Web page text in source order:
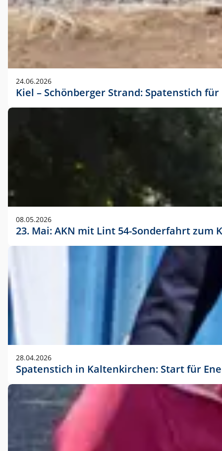
24.06.2026
Kiel – Schönberger Strand: Spatenstich
08.05.2026
23. Mai: AKN mit Lint 54-Sonderfahrt
28.04.2026
Spatenstich in Kaltenkirchen: Start für